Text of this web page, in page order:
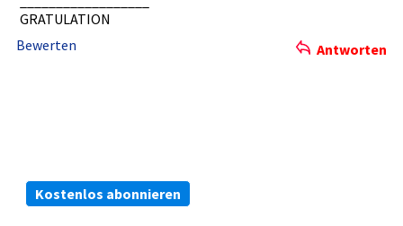
GRATULATIO­N
Bewerten
Antworten
Kostenlos abonnieren